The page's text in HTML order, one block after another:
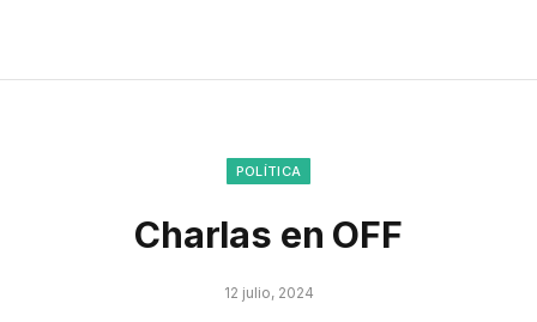
POLÍTICA
Charlas en OFF
12 julio, 2024